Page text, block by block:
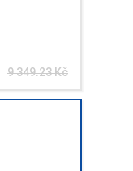
9 349.23 Kč